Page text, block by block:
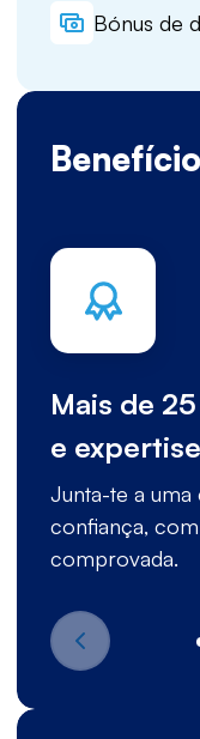
Bónus de
Mais de
e expertise
Junta-te a
confiança,
comprovada.